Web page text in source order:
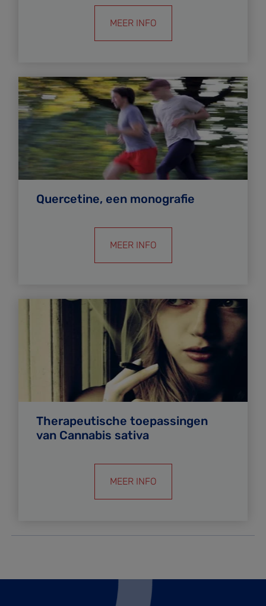
MEER INFO
Quercetine, een monografie
MEER INFO
Therapeutische toepassingen
van Cannabis sativa
MEER INFO